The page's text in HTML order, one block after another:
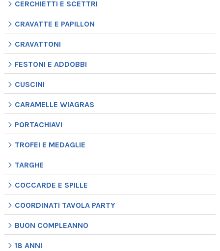
CERCHIETTI E SCETTRI
CRAVATTE E PAPILLON
CRAVATTONI
FESTONI E ADDOBBI
CUSCINI
CARAMELLE WIAGRAS
PORTACHIAVI
TROFEI E MEDAGLIE
TARGHE
COCCARDE E SPILLE
COORDINATI TAVOLA PARTY
BUON COMPLEANNO
18 ANNI